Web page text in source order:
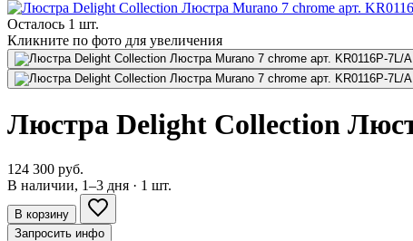
Осталось 1 шт.
Кликните по фото для увеличения
Люстра Delight Collection
124 300 руб.
В наличии, 1–3 дня · 1 шт.
В корзину
Запросить инфо